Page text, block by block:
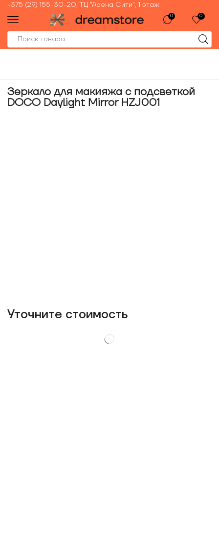
+375 (29) 155-30-20, ТЦ "Арена Сити", 1 этаж
0 0
Зеркало для макияжа с подсветкой
DOCO Daylight Mirror HZJ001
Уточнитe стоимость